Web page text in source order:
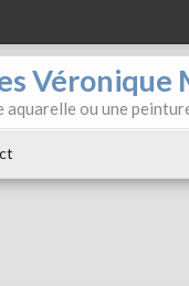
Véronique
ou une